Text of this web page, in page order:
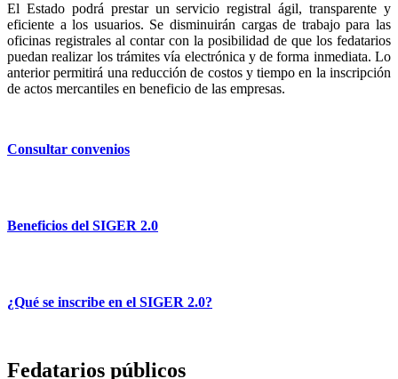
El Estado podrá prestar un servicio registral ágil, transparente y
eficiente a los usuarios. Se disminuirán cargas de trabajo para las
oficinas registrales al contar con la posibilidad de que los fedatarios
puedan realizar los trámites vía electrónica y de forma inmediata. Lo
anterior permitirá una reducción de costos y tiempo en la inscripción
de actos mercantiles en beneficio de las empresas.
Consultar convenios
Beneficios del SIGER 2.0
¿Qué se inscribe en el SIGER 2.0?
Fedatarios públicos